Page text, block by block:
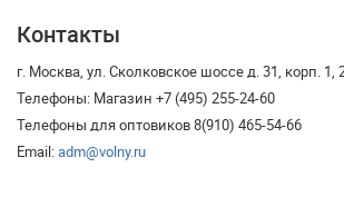
Контакты
г. Москва, ул. Сколковское шоссе д. 31, корп. 1,
Телефоны: Магазин +7 (495) 255-24-60
Телефоны для оптовиков 8(910) 465-54-66
Email:adm@volny.ru